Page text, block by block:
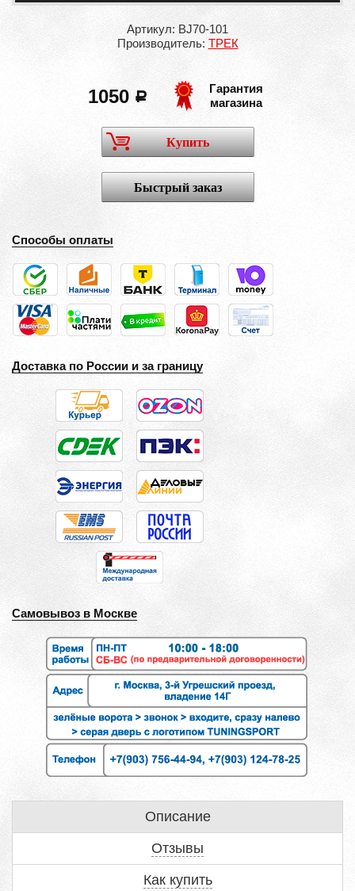
Артикул: BJ70-101
Производитель: ТРЕК
1050 a
Гарантия
магазина
Купить
Быстрый заказ
Способы оплаты
Доставка по России и за границу
Самовывоз в Москве
Описание
Отзывы
Как купить